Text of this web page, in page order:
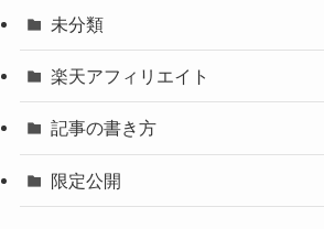
未分類
楽天アフィリエイト
記事の書き方
限定公開